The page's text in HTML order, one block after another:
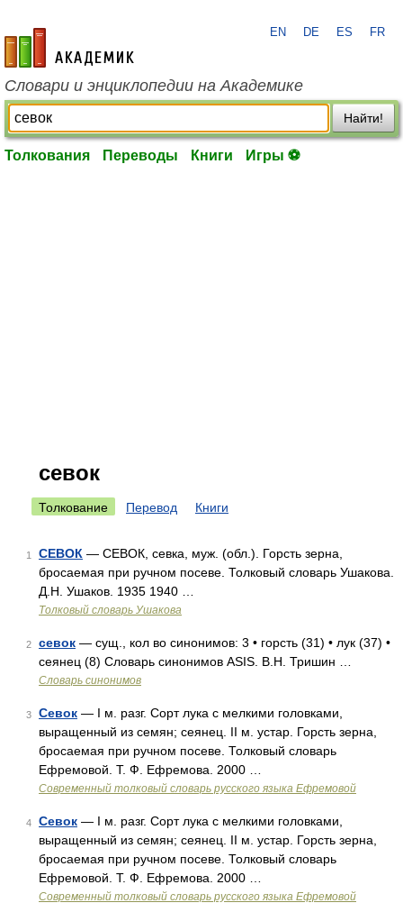
academic.ru
EN DE ES FR
Словари и энциклопедии на Академике
Найти!
Толкования Переводы Книги Игры ⚽
севок
Толкование Перевод Книги
1 СЕВОК — СЕВОК, севка, муж. (обл.). Горсть зерна,
бросаемая при ручном посеве. Толковый словарь Ушакова.
Д.Н. Ушаков. 1935 1940 …
Толковый словарь Ушакова
2 севок — сущ., кол во синонимов: 3 • горсть (31) • лук (37) •
сеянец (8) Словарь синонимов ASIS. В.Н. Тришин …
Словарь синонимов
3 Севок — I м. разг. Сорт лука с мелкими головками,
выращенный из семян; сеянец. II м. устар. Горсть зерна,
бросаемая при ручном посеве. Толковый словарь
Ефремовой. Т. Ф. Ефремова. 2000 …
Современный толковый словарь русского языка Ефремовой
4 Севок — I м. разг. Сорт лука с мелкими головками,
выращенный из семян; сеянец. II м. устар. Горсть зерна,
бросаемая при ручном посеве. Толковый словарь
Ефремовой. Т. Ф. Ефремова. 2000 …
Современный толковый словарь русского языка Ефремовой